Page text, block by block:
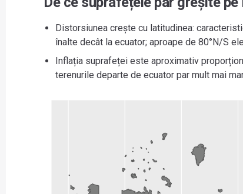
Distorsiunea crește cu latitudinea:
înalte decât la ecuator; aproape de 80°N/S
Inflația suprafeței este aproximativ
terenurile departe de ecuator par mult mai